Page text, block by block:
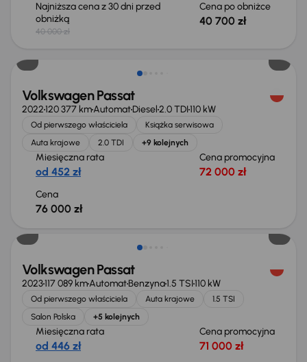
Najniższa cena z 30 dni przed
obniżką
40 000 zł
Cena po obniżce
40 700 zł
Volkswagen Passat
2022120 377 kmAutomatDiesel2.0 TDI110 kW
Od pierwszego właściciela
Książka serwisowa
Auta krajowe
2.0 TDI +9 kolejnych
Miesięczna rata
od 452 zł
Cena promocyjna
72 000 zł
Cena
76 000 zł
Świeżo skupione
Volkswagen Passat
2023117 089 kmAutomatBenzyna1.5 TSI110 kW
Od pierwszego właściciela Auta krajowe
1.5 TSI
Salon Polska
+5 kolejnych
Miesięczna rata
od 446 zł
Cena promocyjna
71 000 zł